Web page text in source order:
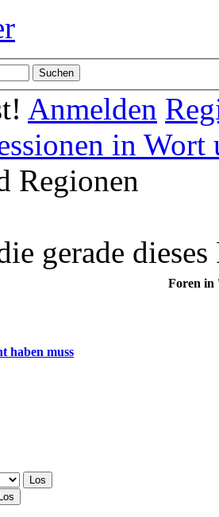
Anmelden
in
Regionen
gerade
Foren in
haben muss